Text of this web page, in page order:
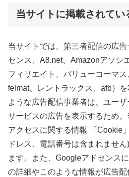
当サイトに掲載されてい
当サイトでは、第三者配信の広
センス、A8.net、Amazonアソシ
フィリエイト、バリューコーマス
felmat、レントラックス、afb）
ような広告配信事業者は、ユー
サービスの広告を表示するため
アクセスに関する情報 「Cookie
ドレス、電話番号は含まれませ
ます。また、Googleアドセンス
の詳細やこのような情報が広告